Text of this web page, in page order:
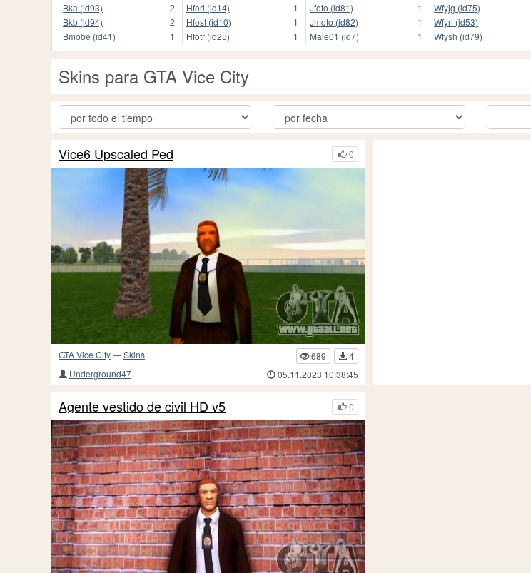
Bka (id93)
2
Bkb (id94)
2
Bmobe (id41)
1
Hfori (id14)
1
Hfost (id10)
1
Hfotr (id25)
1
Jfoto (id81)
1
Jmoto (id82)
1
Male01 (id7)
1
Wfyjg (id75)
Wfyri (id53)
Wfysh (id79)
Skins para GTA Vice City
0
Vice6 Upscaled Ped
GTA Vice City—Skins 689
4
Underground47
05.11.2023 10:38:45
0
Agente vestido de civil HD v5